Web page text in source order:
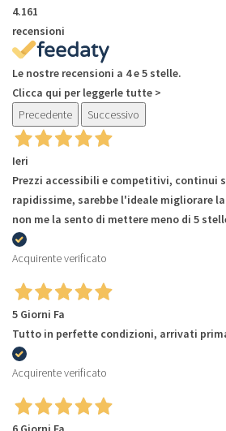
4.161
recensioni
Le nostre recensioni a 4 e 5 stelle.
Clicca qui per leggerle tutte >
Precedente
Successivo
Ieri
Prezzi accessibili e competitivi, continui
rapidissime, sarebbe l'ideale migliorare
non me la sento di mettere meno di 5
Acquirente verificato
5 Giorni Fa
Tutto in perfette condizioni, arrivati
Acquirente verificato